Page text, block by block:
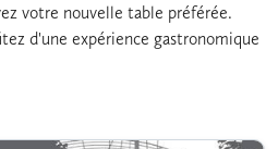
votre nouvelle table préférée.
d'une expérience gastronomique